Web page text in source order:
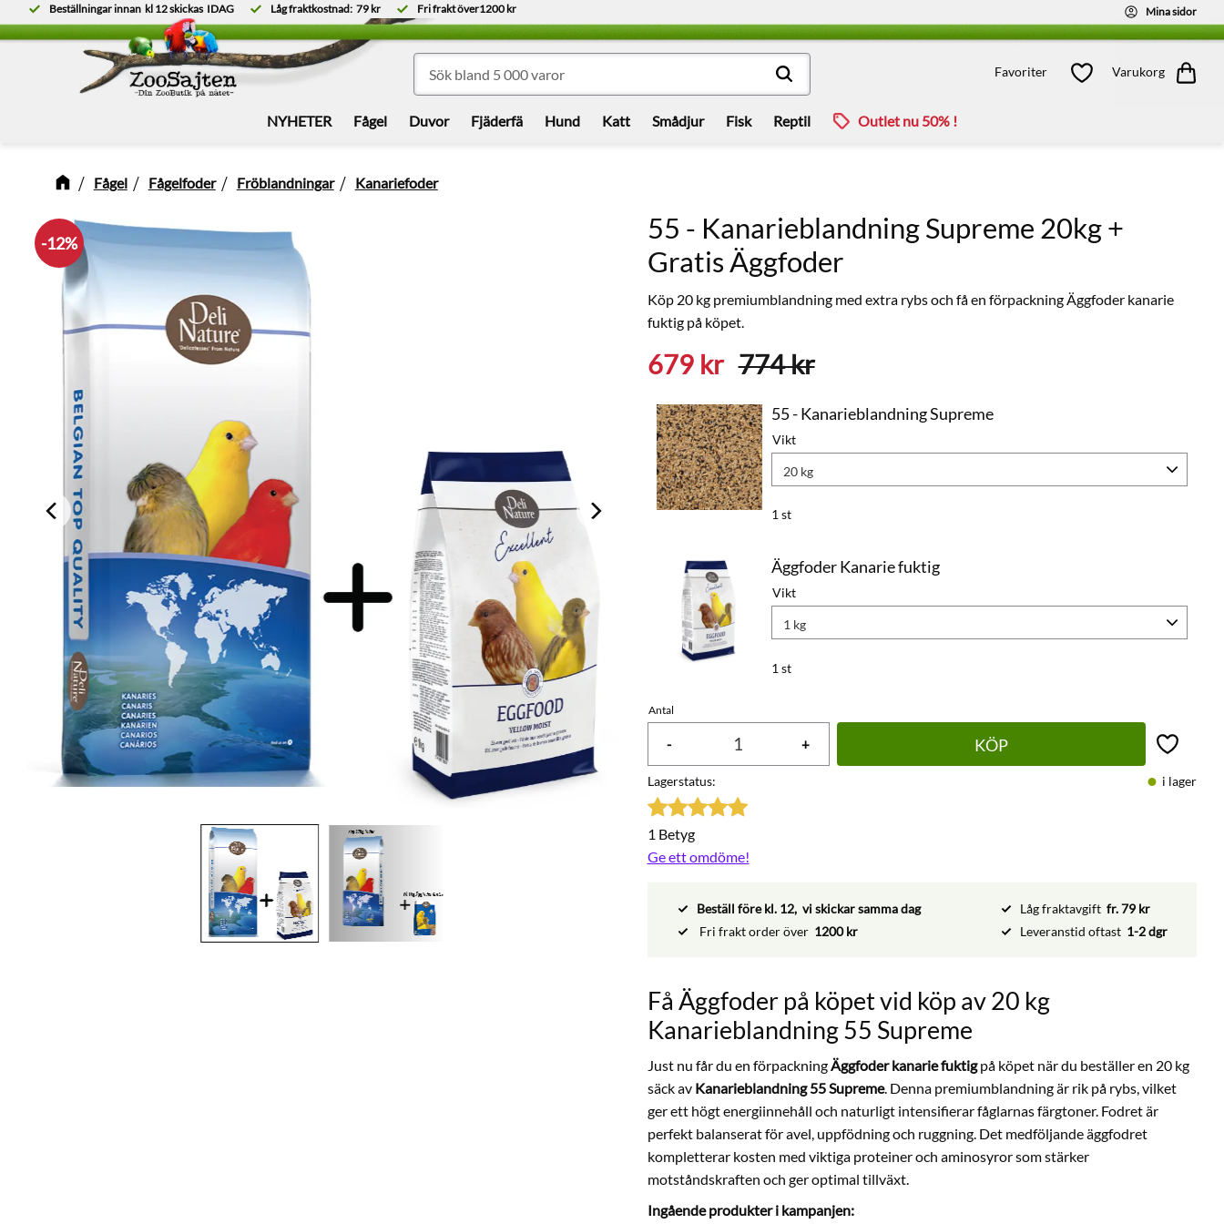
Beställningar innan kl 12skickas IDAG Låg fraktkostnad: 79 kr Fri frakt över1200 kr Mina sidor
Favoriter Varukorg
Favoriter
Kundvagn
NYHETER Fågel Duvor Fjäderfä Hund Katt Smådjur Fisk Reptil Outlet nu 50% !
Fågel Fågelfoder Fröblandningar Kanariefoder
55 - Kanarieblandning Supreme 20kg +
Gratis Äggfoder
Köp 20 kg premiumblandning med extra rybs och få en förpackning Äggfoder kanarie
fuktig på köpet.
12%
Nedsatt pris:
679kr Ordinarie pris:
774kr
55 - Kanarieblandning Supreme
Vikt
1 st
Äggfoder Kanarie fuktig
Vikt
1 st
Antal
+
- KÖP Lägg till
Lagerstatus i lager
1 Betyg
Ge ett omdöme!
Beställ före kl. 12, vi skickar samma dag Låg fraktavgift fr. 79 kr
Fri frakt order över 1200 kr Leveranstid oftast 1-2 dgr
Få Äggfoder på köpet vid köp av 20 kg
Kanarieblandning 55 Supreme
Just nu får du en förpackning Äggfoder kanarie fuktigpå köpet när du beställer en 20 kg
säck av Kanarieblandning 55 Supreme. Denna premiumblandning är rik på rybs, vilket
ger ett högt energiinnehåll och naturligt intensifierar fåglarnas färgtoner. Fodret är
perfekt balanserat för avel, uppfödning och ruggning. Det medföljande äggfodret
kompletterar kosten med viktiga proteiner och aminosyror som stärker
motståndskraften och ger optimal tillväxt.
Ingående produkter i kampanjen: